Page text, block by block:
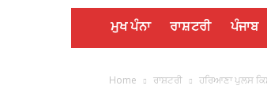
ਮੁਖ ਪੰਨਾ ਰਾਸ਼ਟਰੀ ਪੰਜਾਬ
Home ਰਾਸ਼ਟਰੀ ਹਰਿਆਣਾ ਪੁਲਸ